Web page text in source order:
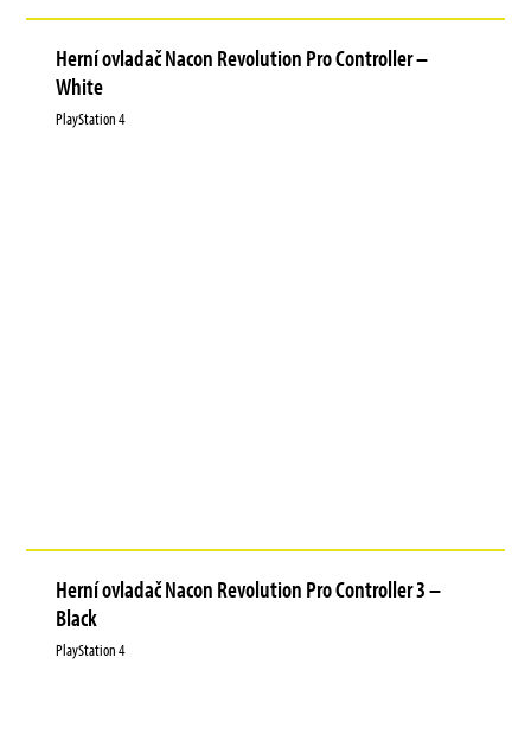
Herní ovladač Nacon Revolution Pro Controller –
White
PlayStation 4
Herní ovladač Nacon Revolution Pro Controller 3 –
Black
PlayStation 4